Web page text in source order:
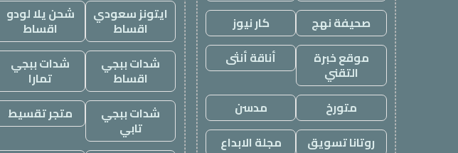
صحيفة نهج
كار نيوز
موقع خبرة
التقني
أناقة أنثى
متورخ
مدسن
روتانا تسويق
مجلة الابداع
ايتونز سعودي
اقساط
شحن يلا لودو
اقساط
شدات ببجي
اقساط
شدات ببجي
تمارا
شدات ببجي
تابي
متجر تقسيط